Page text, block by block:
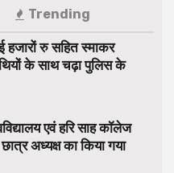
Trending
रु सहित स्माकर
के साथ चढ़ा पुलिस के
एवं हरि साह कॉलेज
अध्यक्ष का किया गया